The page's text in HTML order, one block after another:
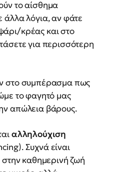
το αίσθημα
άλλα λόγια, αν φάτε
κρέας και στο
για περισσότερη
στο συμπέρασμα πως
το φαγητό μας
απώλεια βάρους.
αλληλούχιση
Συχνά είναι
στην καθημερινή ζωή